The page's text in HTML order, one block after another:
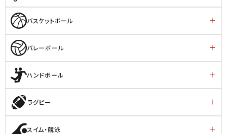
バスケットボール
バレーボール
ハンドボール
ラグビー
スイム・競泳